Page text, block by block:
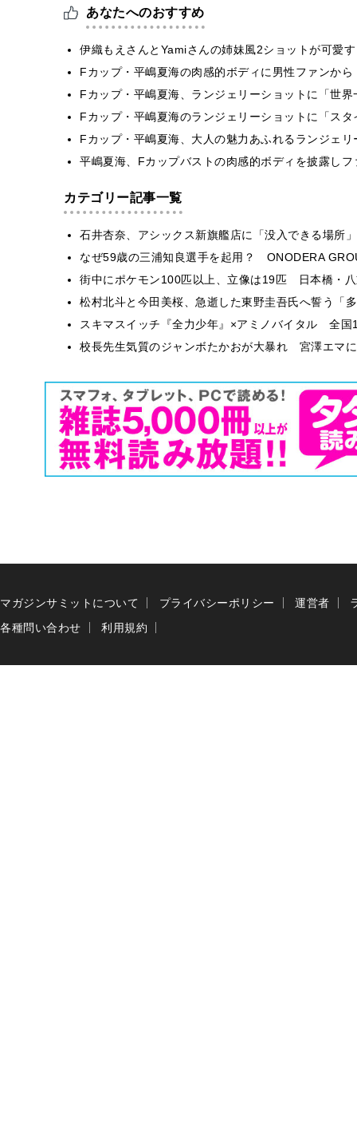
あなたへのおすすめ
伊織もえさんとYamiさんの姉妹風2ショットが可愛
Fカップ・平嶋夏海の肉感的ボディに男性ファンか
Fカップ・平嶋夏海、ランジェリーショットに「世
Fカップ・平嶋夏海のランジェリーショットに「ス
Fカップ・平嶋夏海、大人の魅力あふれるランジェ
平嶋夏海、Fカップバストの肉感的ボディを披露しフ
カテゴリー記事一覧
石井杏奈、アシックス新旗艦店に「没入できる場所
なぜ59歳の三浦知良選手を起用？ ONODERA
街中にポケモン100匹以上、立像は19匹 日本橋・
松村北斗と今田美桜、急逝した東野圭吾氏へ誓う「
スキマスイッチ『全力少年』×アミノバイタル 全国
校長先生気質のジャンボたかおが大暴れ 宮澤エマ
マガジンサミットについて プライバシーポリシー 運営者
各種問い合わせ
利用規約